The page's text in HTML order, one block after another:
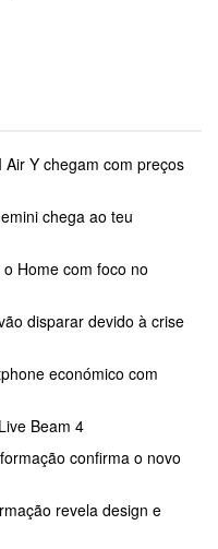
Y chegam com preços
chega ao teu
Home com foco no
disparar devido à crise
económico com
Beam 4
confirma o novo
revela design e